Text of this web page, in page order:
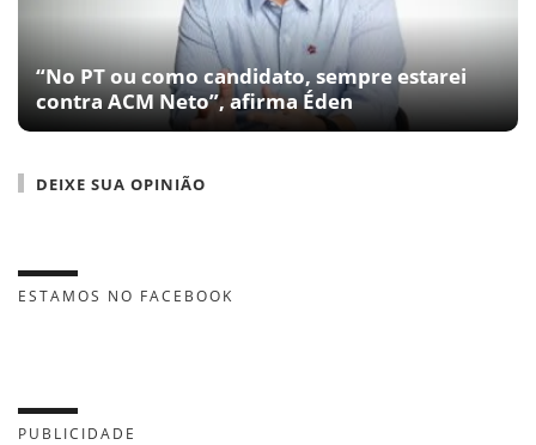
“No PT ou como candidato, sempre estarei
contra ACM Neto”, afirma Éden
DEIXE SUA OPINIÃO
ESTAMOS NO FACEBOOK
PUBLICIDADE